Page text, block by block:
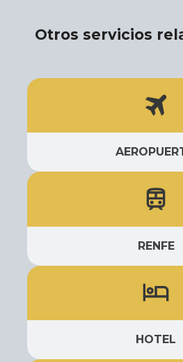
Otros servicios
RENFE
HOTEL